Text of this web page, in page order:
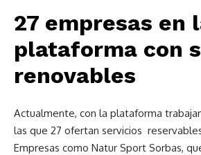
27 empresas en
plataforma con
renovables
Actualmente, con la plataforma
las que 27 ofertan servicios
Empresas como Natur Sport Sorbas,